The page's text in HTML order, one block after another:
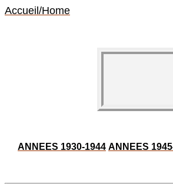
Accueil/Home
ANNEES 1930-1944 ANNEES